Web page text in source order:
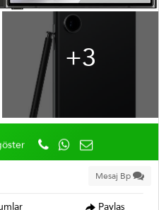
+3
Mesaj Bp
Paylaş